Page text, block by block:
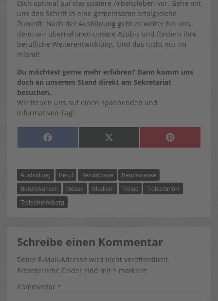
Dich optimal auf das spätere Arbeitsleben vor. Gehe mit
uns den Schritt in eine gemeinsame erfolgreiche
Zukunft: Nach der Ausbildung geht es weiter bei uns,
denn wir übernehmen unsere Azubis und fördern ihre
berufliche Weiterentwicklung. Und das nicht nur im
Inland!
Du möchtest gerne mehr erfahren? Dann komm uns
doch an unserem Stand direkt am Sekretariat
besuchen.
Wir freuen uns auf einen spannenden und
informativen Tag!
SHARE
F
A
O
K
SHARE
X
(
T
T
E
R
)
SHARE
P
I
S
T
Ausbildung Beruf Berufsbörse
Berufsmesse
Berufswunsch
Messe Studium Trotec
TrotecGmbH
TrotecHeinsberg
Schreibe einen Kommentar
Deine E-Mail-Adresse wird nicht veröffentlicht.
Erforderliche Felder sind mit * markiert
Kommentar *